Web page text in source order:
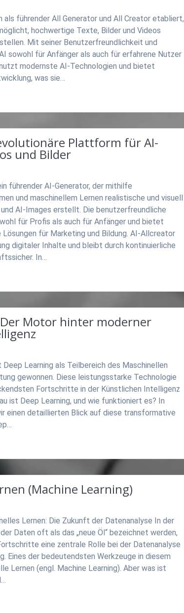
als führender All Generator und All Creator etabliert,
hochwertige Texte, Bilder und Videos
Mit seiner Benutzerfreundlichkeit und
sowohl für Anfänger als auch für erfahrene Nutzer
modernste AI-Technologien und bietet
was sie…
Plattform für AI-
und Bilder
führender AI-Generator, der mithilfe
und maschinellem Lernen realistische und visuell
AI-Images erstellt. Die benutzerfreundliche
für Profis als auch für Anfänger und bietet
für Marketing und Bildung. AI-Allcreator
digitaler Inhalte und bleibt durch kontinuierliche
In…
Motor hinter moderner
Learning als Teilbereich des Maschinellen
gewonnen. Diese leistungsstarke Technologie
Fortschritte in der Künstlichen Intelligenz
ist Deep Learning, und wie funktioniert es? In
einen detaillierten Blick auf diese transformative
(Machine Learning)
Lernen: Die Zukunft der Datenanalyse In der
Daten oft als das „neue Öl“ bezeichnet werden,
eine zentrale Rolle bei der Datenanalyse
Eines der bedeutendsten Werkzeuge in diesem
Lernen (engl. Machine Learning). Aber was ist